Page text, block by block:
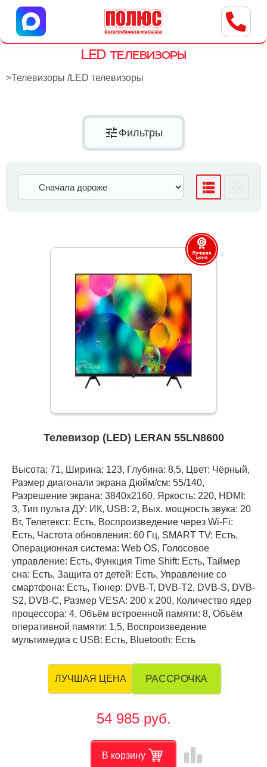
Центр бытовой техники
г. Ульяновск, ул. Пушкарева, 8a
LED телевизоры
>Телевизоры /LED телевизоры
tune Фильтры
Телевизор (LED) LERAN 55LN8600
Высота: 71, Ширина: 123, Глубина: 8,5, Цвет: Чёрный,
Размер диагонали экрана Дюйм/см: 55/140,
Разрешение экрана: 3840x2160, Яркость: 220, HDMI:
3, Тип пульта ДУ: ИК, USB: 2, Вых. мощность звука: 20
Вт, Телетекст: Есть, Воспроизведение через Wi-Fi:
Есть, Частота обновления: 60 Гц, SMART TV: Есть,
Операционная система: Web OS, Голосовое
управление: Есть, Функция Time Shift: Есть, Таймер
сна: Есть, Защита от детей: Есть, Управление со
смартфона: Есть, Тюнер: DVB-T, DVB-T2, DVB-S, DVB-
S2, DVB-C, Размер VESA: 200 х 200, Количество ядер
процессора: 4, Объём встроенной памяти: 8, Объём
оперативной памяти: 1,5, Воспроизведение
мультимедиа с USB: Есть, Bluetooth: Есть
ЛУЧШАЯ ЦЕНА РАССРОЧКА
54 985 руб.
В корзину leaderboard